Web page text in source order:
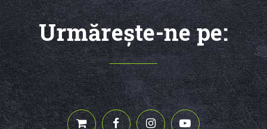
Urmăreşte-ne pe: